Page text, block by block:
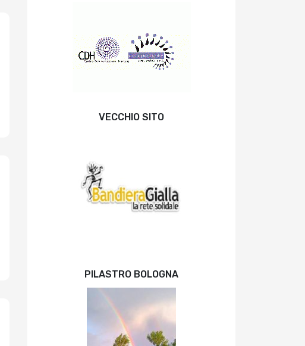
VECCHIO SITO
PILASTRO BOLOGNA